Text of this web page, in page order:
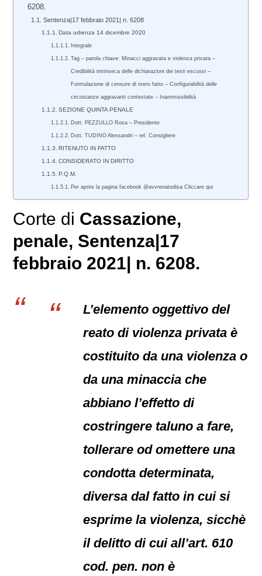
6208.
Sentenza|17 febbraio 2021| n. 6208
Data udienza 14 dicembre 2020
Integrale
Tag – parola chiave: Minacci aggravata e violenza privata –
Credibilità intrinseca delle dichiarazioni dei testi escussi –
Formulazione di censure di mero fatto – Configurabilità delle
circostanze aggravanti contestate – Inammissibilità
SEZIONE QUINTA PENALE
Dott. PEZZULLO Rosa – Presidente
Dott. TUDINO Alessandri – rel. Consigliere
RITENUTO IN FATTO
CONSIDERATO IN DIRITTO
P.Q.M.
Per aprire la pagina facebook @avvrenatodisa Cliccare qui
Corte di Cassazione,
penale, Sentenza|17
febbraio 2021| n. 6208.
L’elemento oggettivo del
reato di violenza privata è
costituito da una violenza o
da una minaccia che
abbiano l’effetto di
costringere taluno a fare,
tollerare od omettere una
condotta determinata,
diversa dal fatto in cui si
esprime la violenza, sicchè
il delitto di cui all’art. 610
cod. pen. non è